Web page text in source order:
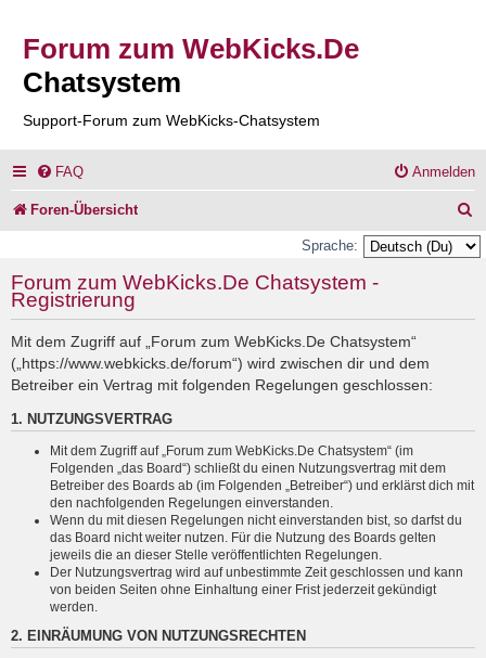
Forum zum WebKicks.De
Chatsystem
Support-Forum zum WebKicks-Chatsystem
FAQ Anmelden
Foren-Übersicht
u
Sprache:
Forum zum WebKicks.De Chatsystem -
Registrierung
Mit dem Zugriff auf „Forum zum WebKicks.De Chatsystem“
(„https://www.webkicks.de/forum“) wird zwischen dir und dem
Betreiber ein Vertrag mit folgenden Regelungen geschlossen:
1. NUTZUNGSVERTRAG
Mit dem Zugriff auf „Forum zum WebKicks.De Chatsystem“ (im
Folgenden „das Board“) schließt du einen Nutzungsvertrag mit dem
Betreiber des Boards ab (im Folgenden „Betreiber“) und erklärst dich mit
den nachfolgenden Regelungen einverstanden.
Wenn du mit diesen Regelungen nicht einverstanden bist, so darfst du
das Board nicht weiter nutzen. Für die Nutzung des Boards gelten
jeweils die an dieser Stelle veröffentlichten Regelungen.
Der Nutzungsvertrag wird auf unbestimmte Zeit geschlossen und kann
von beiden Seiten ohne Einhaltung einer Frist jederzeit gekündigt
werden.
2. EINRÄUMUNG VON NUTZUNGSRECHTEN